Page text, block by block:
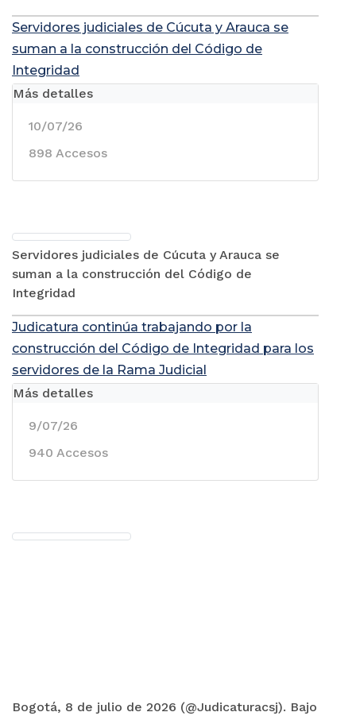
Servidores judiciales de Cúcuta y Arauca se
suman a la construcción del Código de
Integridad
Servidores judiciales de Cúcuta y Arauca se
suman a la construcción del Código de
Integridad
Más detalles
10/07/26
898 Accesos
Judicatura continúa trabajando por la
construcción del Código de Integridad para los
servidores de la Rama Judicial
Bogotá, 8 de julio de 2026 (@Judicaturacsj). Bajo
Más detalles
9/07/26
940 Accesos